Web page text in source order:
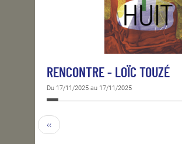
RENCONTRE - LOÏC TOUZÉ
Du 17/11/2025 au 17/11/2025
‹‹